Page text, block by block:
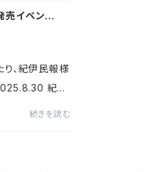
イベントに
、紀伊民報様
紀伊
article/
続きを読む